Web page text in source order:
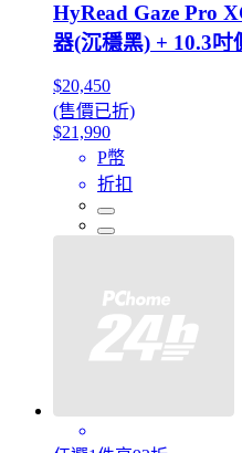
HyRead Gaze Pro
器(沉穩黑) + 10.3
$20,450
(售價已折)
$21,990
P幣
折扣